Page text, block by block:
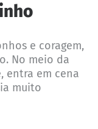
e coragem,
No meio da
entra em cena
muito